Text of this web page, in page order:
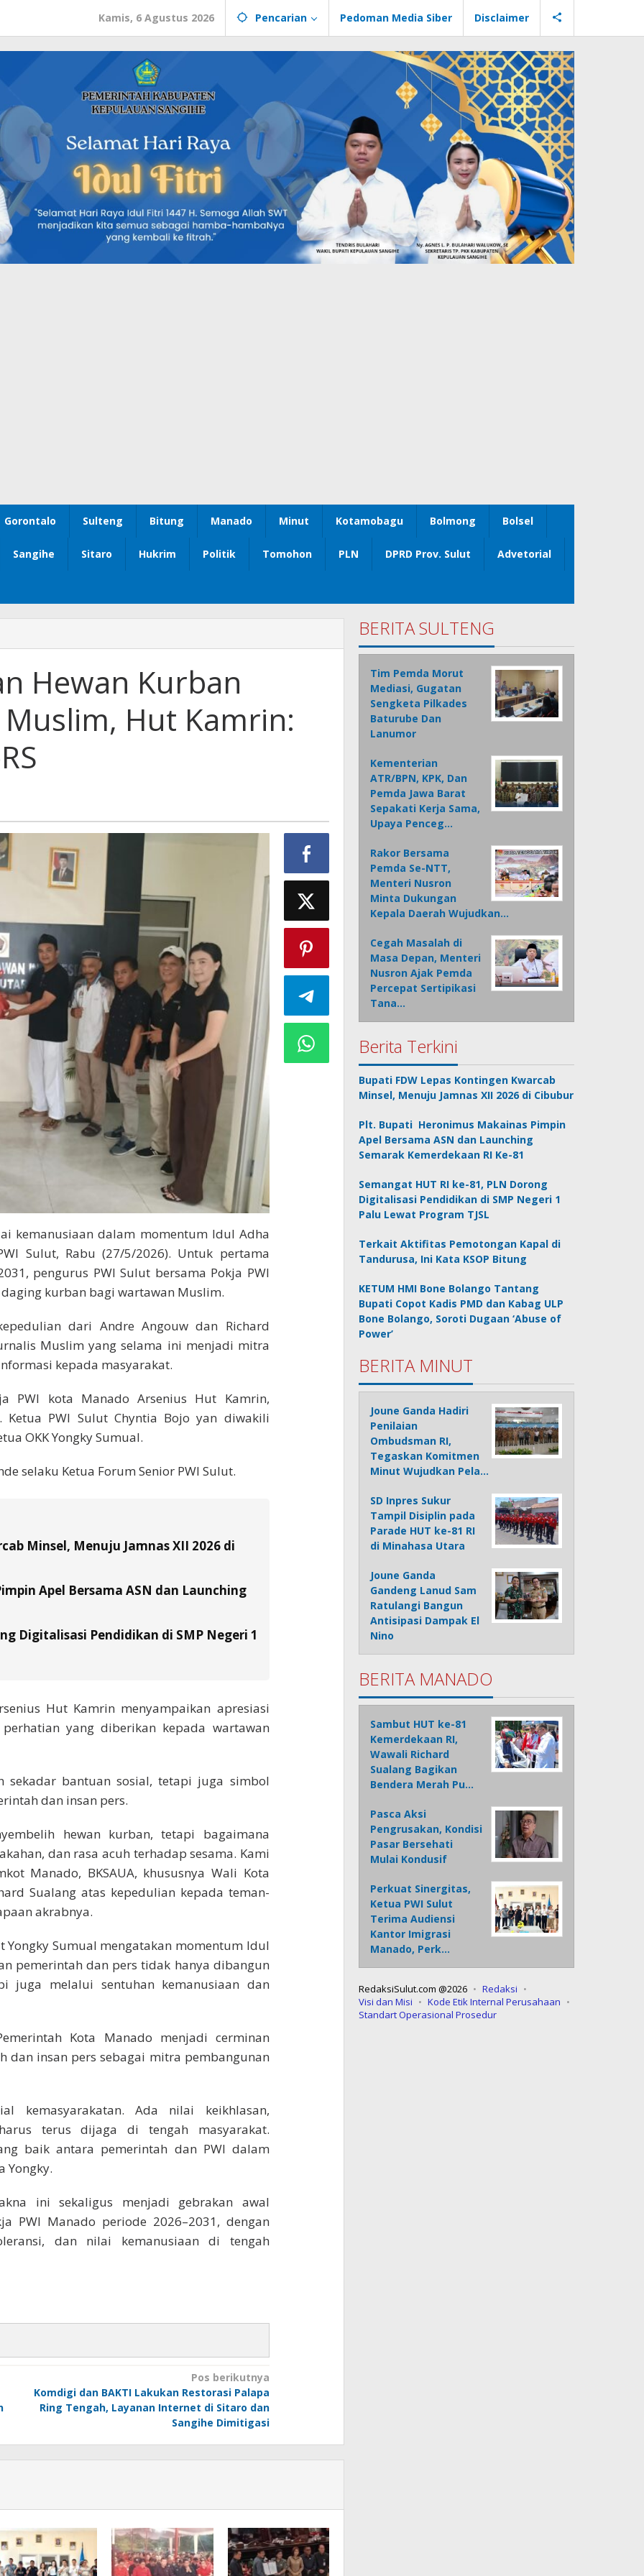
Kamis, 6 Agustus 2026 Pencarian Pedoman Media Siber Disclaimer
Gorontalo Sulteng Bitung Manado Minut Kotamobagu Bolmong Bolsel
Sangihe Sitaro Hukrim Politik Tomohon PLN DPRD Prov. Sulut Advetorial
Hewan Kurban
Hut Kamrin:
kemanusiaan dalam momentum Idul Adha
Sulut, Rabu (27/5/2026). Untuk pertama
pengurus PWI Sulut bersama Pokja PWI
kurban bagi wartawan Muslim.
dari Andre Angouw dan Richard
Muslim yang selama ini menjadi mitra
kepada masyarakat.
PWI kota Manado Arsenius Hut Kamrin,
Ketua PWI Sulut Chyntia Bojo yan diwakili
OKK Yongky Sumual.
selaku Ketua Forum Senior PWI Sulut.
Minsel, Menuju Jamnas XII 2026 di
Apel Bersama ASN dan Launching
Digitalisasi Pendidikan di SMP Negeri 1
Hut Kamrin menyampaikan apresiasi
yang diberikan kepada wartawan
sekadar bantuan sosial, tetapi juga simbol
dan insan pers.
hewan kurban, tetapi bagaimana
dan rasa acuh terhadap sesama. Kami
Manado, BKSAUA, khususnya Wali Kota
Sualang atas kepedulian kepada teman-
akrabnya.
Yongky Sumual mengatakan momentum Idul
pemerintah dan pers tidak hanya dibangun
juga melalui sentuhan kemanusiaan dan
Kota Manado menjadi cerminan
dan insan pers sebagai mitra pembangunan
kemasyarakatan. Ada nilai keikhlasan,
terus dijaga di tengah masyarakat.
baik antara pemerintah dan PWI dalam
Yongky.
ini sekaligus menjadi gebrakan awal
PWI Manado periode 2026–2031, dengan
dan nilai kemanusiaan di tengah
Pos berikutnya
Komdigi dan BAKTI Lakukan Restorasi Palapa
Ring Tengah, Layanan Internet di Sitaro dan
Sangihe Dimitigasi
BERITA SULTENG
Tim Pemda Morut
Mediasi, Gugatan
Sengketa Pilkades
Baturube Dan
Lanumor
Kementerian
ATR/BPN, KPK, Dan
Pemda Jawa Barat
Sepakati Kerja Sama,
Upaya Penceg…
Rakor Bersama
Pemda Se-NTT,
Menteri Nusron
Minta Dukungan
Kepala Daerah Wujudkan…
Cegah Masalah di
Masa Depan, Menteri
Nusron Ajak Pemda
Percepat Sertipikasi
Tana…
Berita Terkini
Bupati FDW Lepas Kontingen Kwarcab
Minsel, Menuju Jamnas XII 2026 di Cibubur
Plt. Bupati Heronimus Makainas Pimpin
Apel Bersama ASN dan Launching
Semarak Kemerdekaan RI Ke-81
Semangat HUT RI ke-81, PLN Dorong
Digitalisasi Pendidikan di SMP Negeri 1
Palu Lewat Program TJSL
Terkait Aktifitas Pemotongan Kapal di
Tandurusa, Ini Kata KSOP Bitung
KETUM HMI Bone Bolango Tantang
Bupati Copot Kadis PMD dan Kabag ULP
Bone Bolango, Soroti Dugaan ‘Abuse of
Power’
BERITA MINUT
Joune Ganda Hadiri
Penilaian
Ombudsman RI,
Tegaskan Komitmen
Minut Wujudkan Pela…
SD Inpres Sukur
Tampil Disiplin pada
Parade HUT ke-81 RI
di Minahasa Utara
Joune Ganda
Gandeng Lanud Sam
Ratulangi Bangun
Antisipasi Dampak El
Nino
BERITA MANADO
Sambut HUT ke-81
Kemerdekaan RI,
Wawali Richard
Sualang Bagikan
Bendera Merah Pu…
Pasca Aksi
Pengrusakan, Kondisi
Pasar Bersehati
Mulai Kondusif
Perkuat Sinergitas,
Ketua PWI Sulut
Terima Audiensi
Kantor Imigrasi
Manado, Perk…
RedaksiSulut.com @2026
Redaksi
Visi dan Misi
Kode Etik Internal Perusahaan
Standart Operasional Prosedur